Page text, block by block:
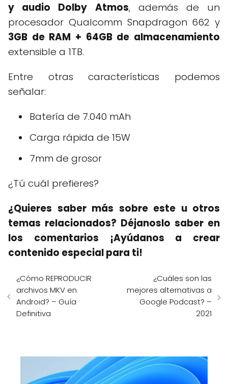
y audio Dolby Atmos, además de un
procesador Qualcomm Snapdragon 662 y
3GB de RAM + 64GB de almacenamiento
extensible a 1TB.
Entre otras características podemos
señalar:
Batería de 7.040 mAh
Carga rápida de 15W
7mm de grosor
¿Tú cuál prefieres?
¿Quieres saber más sobre este u otros
temas relacionados? Déjanoslo saber en
los comentarios ¡Ayúdanos a crear
contenido especial para ti!
¿Cómo REPRODUCIR
archivos MKV en
Android? – Guía
Definitiva
¿Cuáles son las
mejores alternativas a
Google Podcast? –
2021